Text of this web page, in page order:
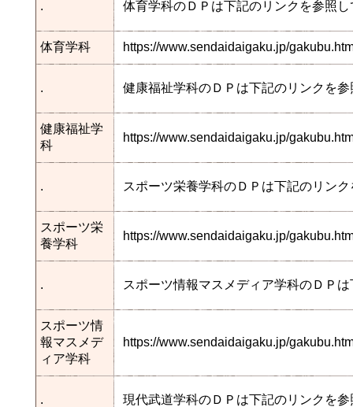
. 体育学科のＤＰは下記のリンクを参照
体育学科 https://www.sendaidaigaku.jp/
. 健康福祉学科のＤＰは下記のリンクを
健康福祉学
科
https://www.sendaidaigaku.jp/
. スポーツ栄養学科のＤＰは下記のリン
スポーツ栄
養学科
https://www.sendaidaigaku.jp/
. スポーツ情報マスメディア学科のＤＰ
スポーツ情
報マスメデ
ィア学科
https://www.sendaidaigaku.jp/
. 現代武道学科のＤＰは下記のリンクを